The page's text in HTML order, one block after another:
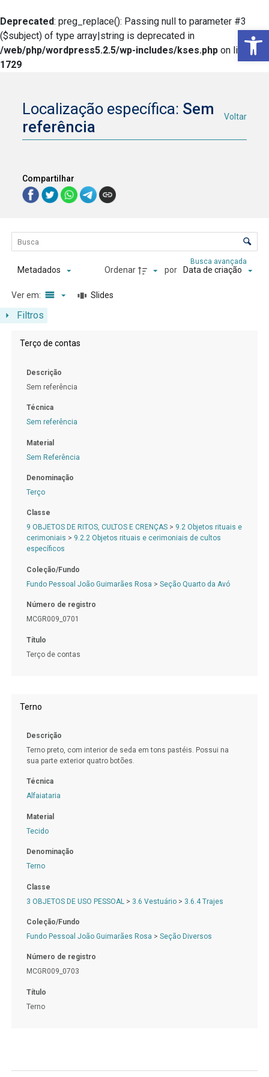
Deprecated: preg_replace(): Passing null to parameter #3
($subject) of type array|string is deprecated in
/web/php/wordpress5.2.5/wp-includes/kses.php on line
1729
Localização específica: Sem
referência
Voltar
Compartilhar
Lista de itens
Controle de ordenação e visualização
Filtros
Busca avançada
Metadados Ordenar por Data de criação
Ver em: Slides
Resultados da lista de itens
Terço de contas
Descrição
Sem referência
Técnica
Sem referência
Material
Sem Referência
Denominação
Terço
Classe
9 OBJETOS DE RITOS, CULTOS E CRENÇAS> 9.2 Objetos rituais e
cerimoniais > 9.2.2 Objetos rituais e cerimoniais de cultos
específicos
Coleção/Fundo
Fundo Pessoal João Guimarães Rosa > Seção Quarto da Avó
Número de registro
MCGR009_0701
Título
Terço de contas
Terno
Descrição
Terno preto, com interior de seda em tons pastéis. Possui na
sua parte exterior quatro botões.
Técnica
Alfaiataria
Material
Tecido
Denominação
Terno
Classe
3 OBJETOS DE USO PESSOAL > 3.6 Vestuário> 3.6.4 Trajes
Coleção/Fundo
Fundo Pessoal João Guimarães Rosa > Seção Diversos
Número de registro
MCGR009_0703
Título
Terno